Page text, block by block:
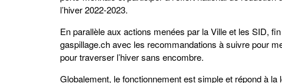
l’hiver 2022-2023.
En parallèle aux actions menées par la Ville et les SID,
gaspillage.ch avec les recommandations à suivre pour
pour traverser l’hiver sans encombre.
Globalement, le fonctionnement est simple et répond à la